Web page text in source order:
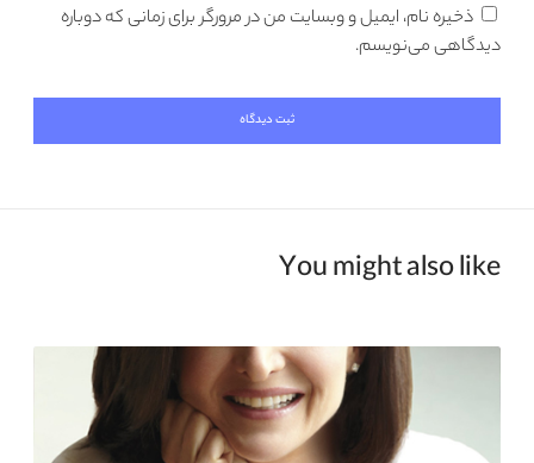
ذخیره نام، ایمیل و وبسایت من در مرورگر برای زمانی که دوباره
دیدگاهی می‌نویسم.
You might also like